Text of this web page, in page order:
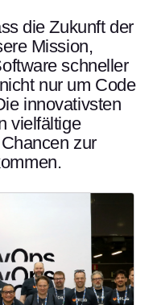
die Zukunft der
Mission,
schneller
nur um Code
innovativsten
vielfältige
zur